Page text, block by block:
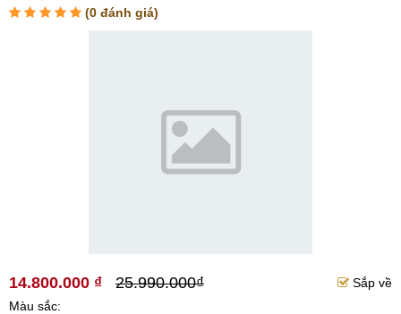
(0 đánh giá)
14.800.000 ₫ 25.990.000₫
Sắp về
Màu sắc